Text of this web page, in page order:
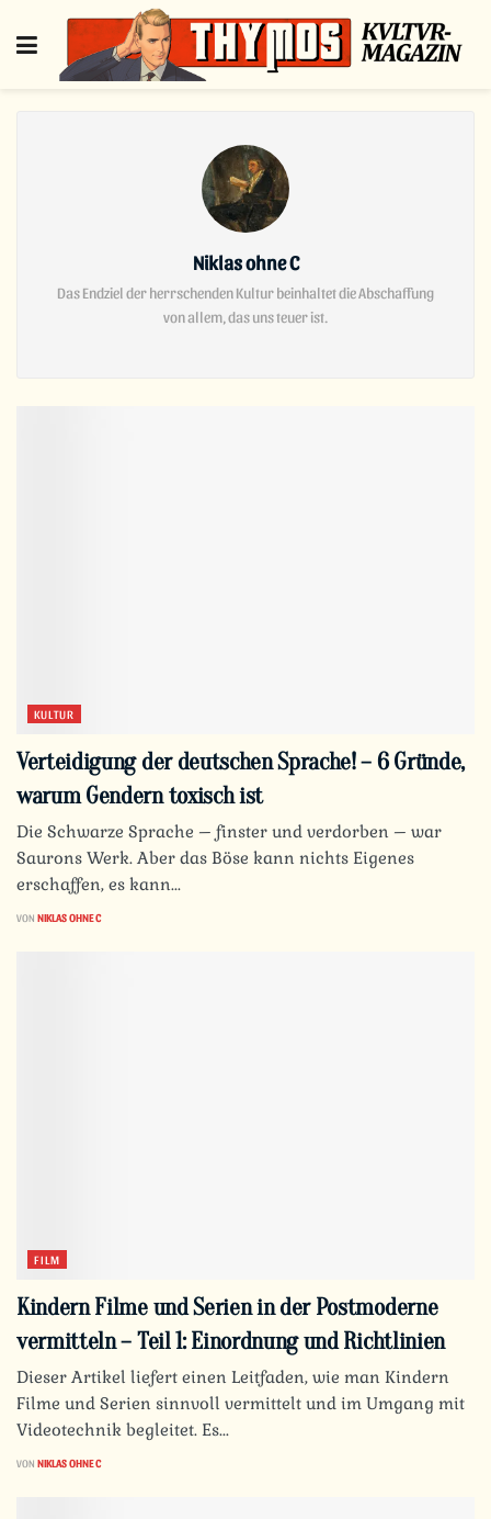
Niklas ohne C
Das Endziel der herrschenden Kultur beinhaltet die Abschaffung
von allem, das uns teuer ist.
KULTUR
Verteidigung der deutschen Sprache! – 6 Gründe,
warum Gendern toxisch ist
Die Schwarze Sprache – finster und verdorben – war
Saurons Werk. Aber das Böse kann nichts Eigenes
erschaffen, es kann...
VON NIKLAS OHNE C
FILM
Kindern Filme und Serien in der Postmoderne
vermitteln – Teil 1: Einordnung und Richtlinien
Dieser Artikel liefert einen Leitfaden, wie man Kindern
Filme und Serien sinnvoll vermittelt und im Umgang mit
Videotechnik begleitet. Es...
VON NIKLAS OHNE C